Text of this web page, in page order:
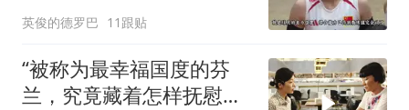
英俊的德罗巴 11跟贴
“被称为最幸福国度的芬
兰，究竟藏着怎样抚慰人